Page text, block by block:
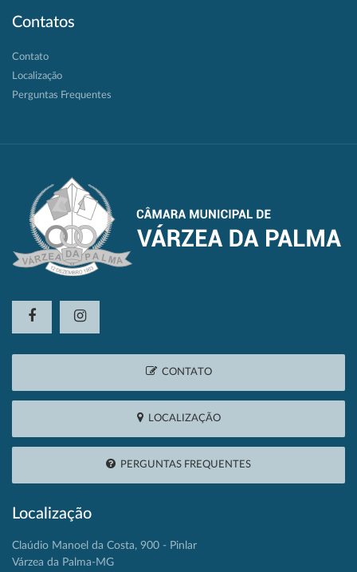
Contatos
Contato
Localização
Perguntas Frequentes
CONTATO
LOCALIZAÇÃO
PERGUNTAS FREQUENTES
Localização
Claúdio Manoel da Costa, 900 - Pinlar
Várzea da Palma-MG